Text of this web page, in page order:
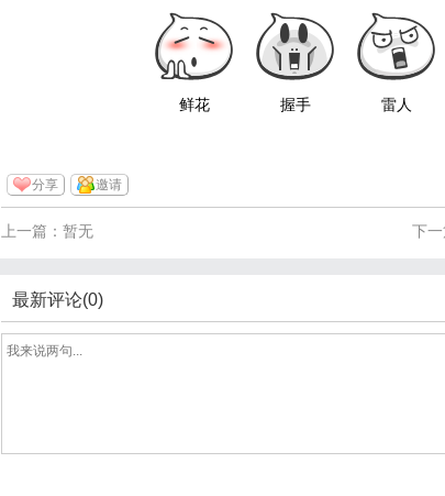
鲜花 握手 雷人
分享 邀请
下
上一篇：暂无
最新评论(0)